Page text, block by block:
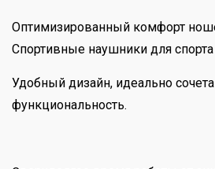
Оптимизированный комфорт
Спортивные наушники для спорта
Удобный дизайн, идеально
функциональность.